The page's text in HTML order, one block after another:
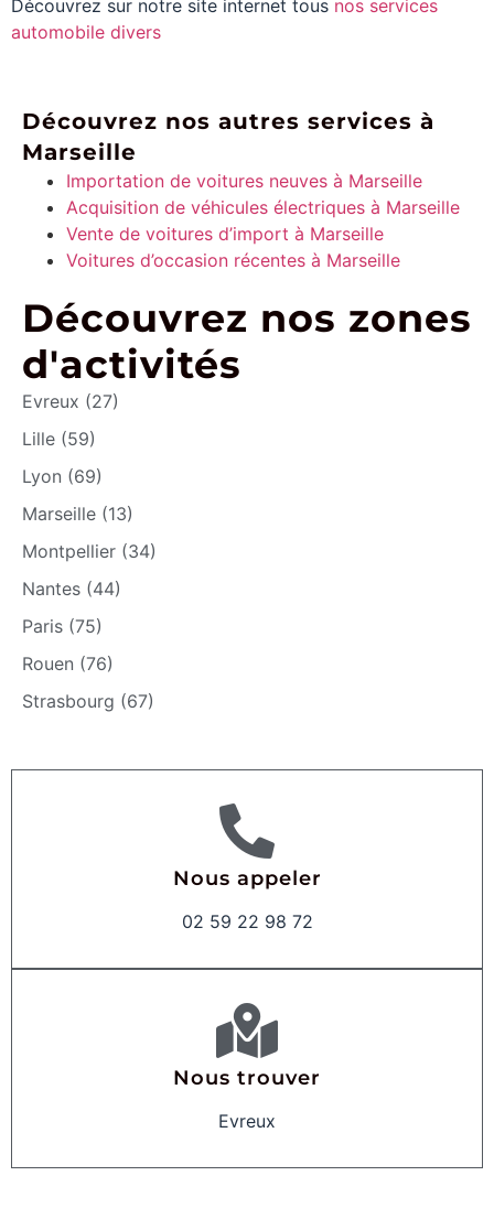
Découvrez sur notre site internet tous nos services
automobile divers
Découvrez nos autres services à
Marseille
Importation de voitures neuves à Marseille
Acquisition de véhicules électriques à Marseille
Vente de voitures d’import à Marseille
Voitures d’occasion récentes à Marseille
Découvrez nos zones
d'activités
Evreux (27)
Lille (59)
Lyon (69)
Marseille (13)
Montpellier (34)
Nantes (44)
Paris (75)
Rouen (76)
Strasbourg (67)
Nous appeler
02 59 22 98 72
Nous trouver
Evreux